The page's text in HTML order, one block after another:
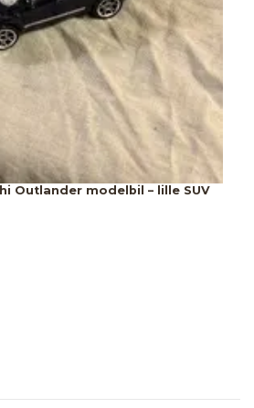
Outlander modelbil – lille SUV